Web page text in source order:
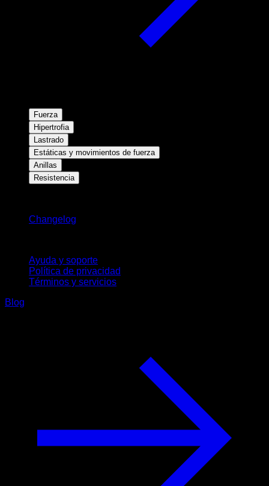
Fuerza
Hipertrofia
Lastrado
Estáticas y movimientos de fuerza
Anillas
Resistencia
Changelog
Ayuda y soporte
Política de privacidad
Términos y servicios
Blog